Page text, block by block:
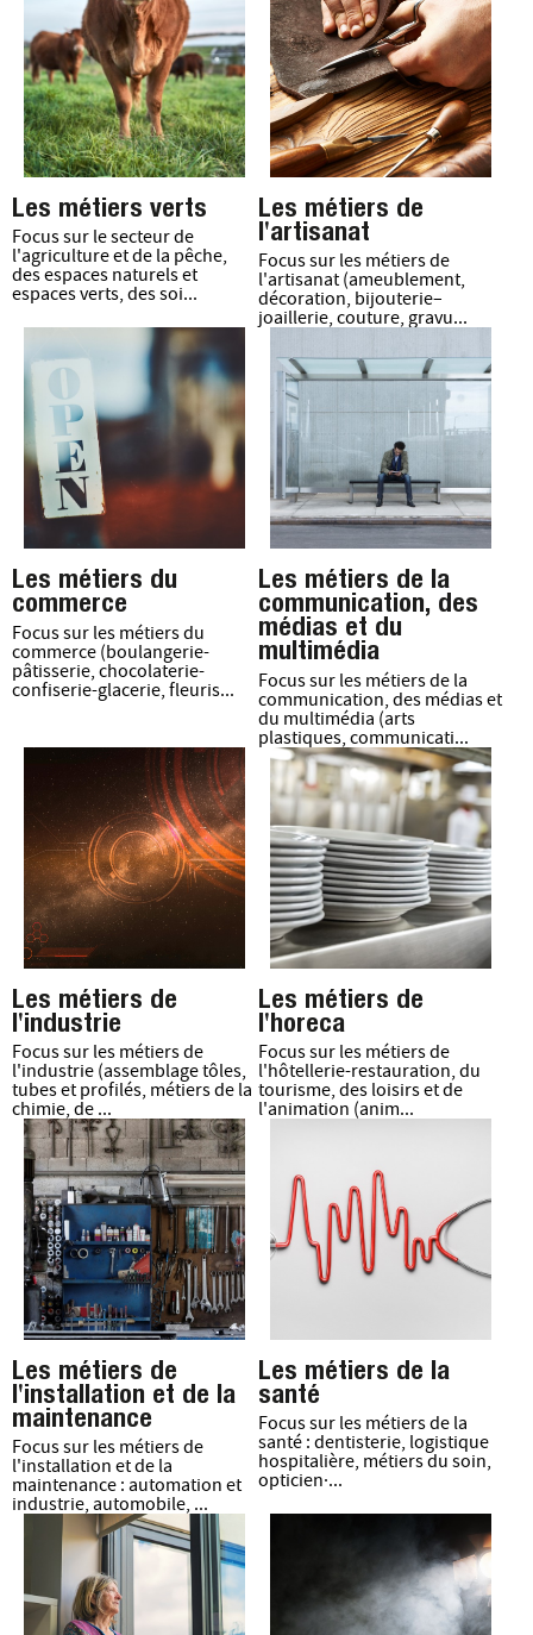
Les métiers verts
Focus sur le secteur de
l'agriculture et de la pêche,
des espaces naturels et
espaces verts, des soi...
Les métiers de
l'artisanat
Focus sur les métiers de
l'artisanat (ameublement,
décoration, bijouterie–
joaillerie, couture, gravu...
Les métiers du
commerce
Focus sur les métiers du
commerce (boulangerie-
pâtisserie, chocolaterie-
confiserie-glacerie, fleuris...
Les métiers de la
communication, des
médias et du
multimédia
Focus sur les métiers de la
communication, des médias et
du multimédia (arts
plastiques, communicati...
Les métiers de
l'industrie
Focus sur les métiers de
l'industrie (assemblage tôles,
tubes et profilés, métiers de la
chimie, de ...
Les métiers de
l'horeca
Focus sur les métiers de
l'hôtellerie-restauration, du
tourisme, des loisirs et de
l'animation (anim...
Les métiers de
l'installation et de la
maintenance
Focus sur les métiers de
l'installation et de la
maintenance : automation et
industrie, automobile, ...
Les métiers de la
santé
Focus sur les métiers de la
santé : dentisterie, logistique
hospitalière, métiers du soin,
opticien·...